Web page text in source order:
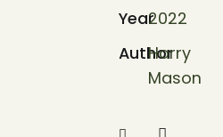
Year2022
Author
Harry
Mason